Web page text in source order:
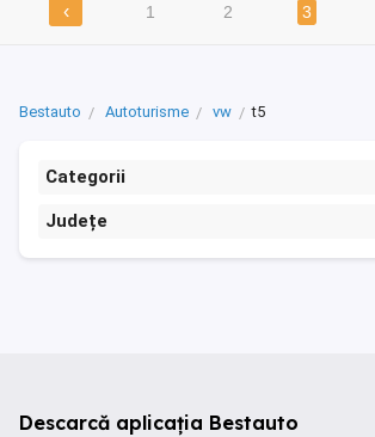
‹ 1 2 3
Bestauto Autoturisme vw t5
Categorii
Județe
Descarcă aplicația Bestauto